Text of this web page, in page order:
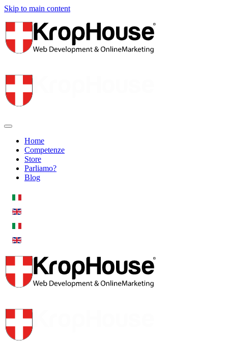
Skip to main content
Home
Competenze
Store
Parliamo?
Blog